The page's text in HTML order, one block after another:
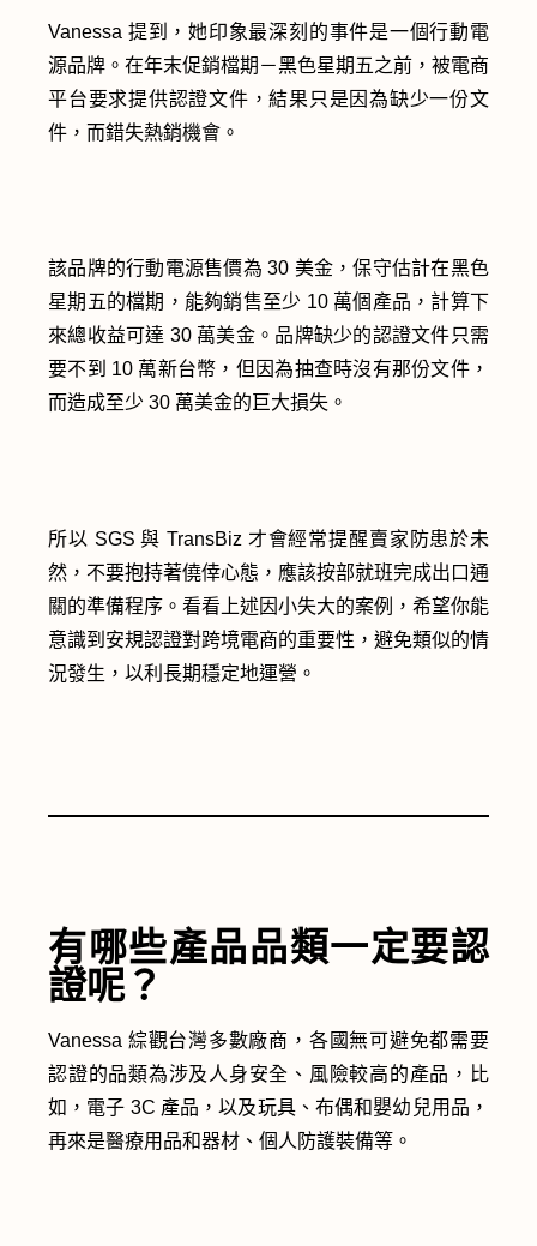
Vanessa 提到，她印象最深刻的事件是一個行動電
源品牌。在年末促銷檔期－黑色星期五之前，被電商
平台要求提供認證文件，結果只是因為缺少一份文
件，而錯失熱銷機會。
該品牌的行動電源售價為 30 美金，保守估計在黑色
星期五的檔期，能夠銷售至少 10 萬個產品，計算下
來總收益可達 30 萬美金。品牌缺少的認證文件只需
要不到 10 萬新台幣，但因為抽查時沒有那份文件，
而造成至少 30 萬美金的巨大損失。
所以 SGS 與 TransBiz 才會經常提醒賣家防患於未
然，不要抱持著僥倖心態，應該按部就班完成出口通
關的準備程序。看看上述因小失大的案例，希望你能
意識到安規認證對跨境電商的重要性，避免類似的情
況發生，以利長期穩定地運營。
有哪些產品品類一定要認
證呢？
Vanessa 綜觀台灣多數廠商，各國無可避免都需要
認證的品類為涉及人身安全、風險較高的產品，比
如，電子 3C 產品，以及玩具、布偶和嬰幼兒用品，
再來是醫療用品和器材、個人防護裝備等。